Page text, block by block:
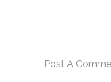
Post A